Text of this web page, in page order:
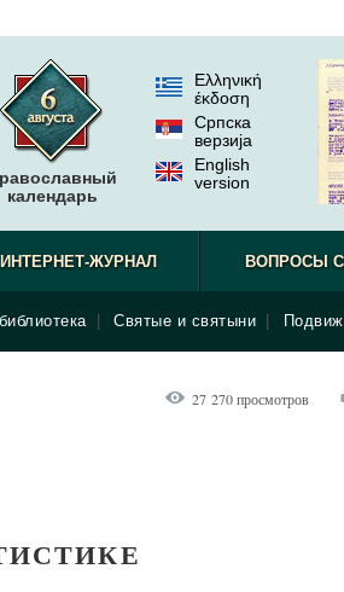
календарь
Ελληνική
έκδοση
Српска
верзиjа
English
version
Святые и святыни
ИНТЕРНЕТ-ЖУРНАЛ ВОПРОСЫ
27 270 просмотров